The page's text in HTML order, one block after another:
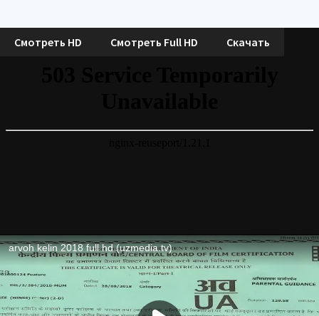
Смотреть HD Смотреть Full HD Скачать